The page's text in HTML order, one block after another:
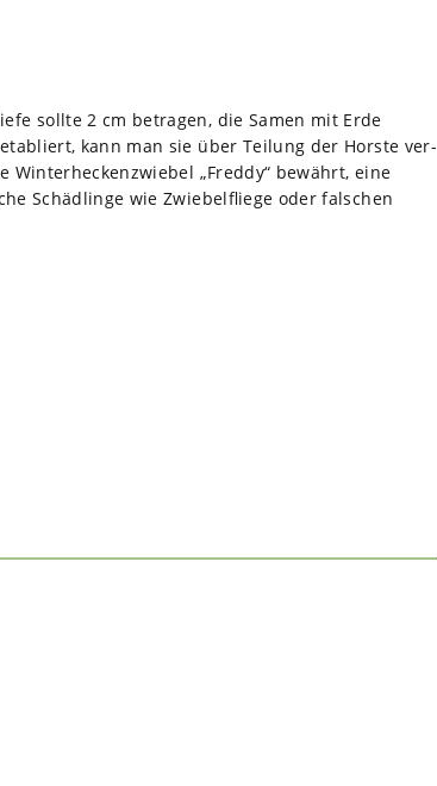
sollte 2 cm betra­gen, die Samen mit Erde
kann man sie über Tei­lung der Horste ver­
„Freddy“ bewährt, eine
Schäd­linge wie Zwie­bel­fliege oder fal­schen